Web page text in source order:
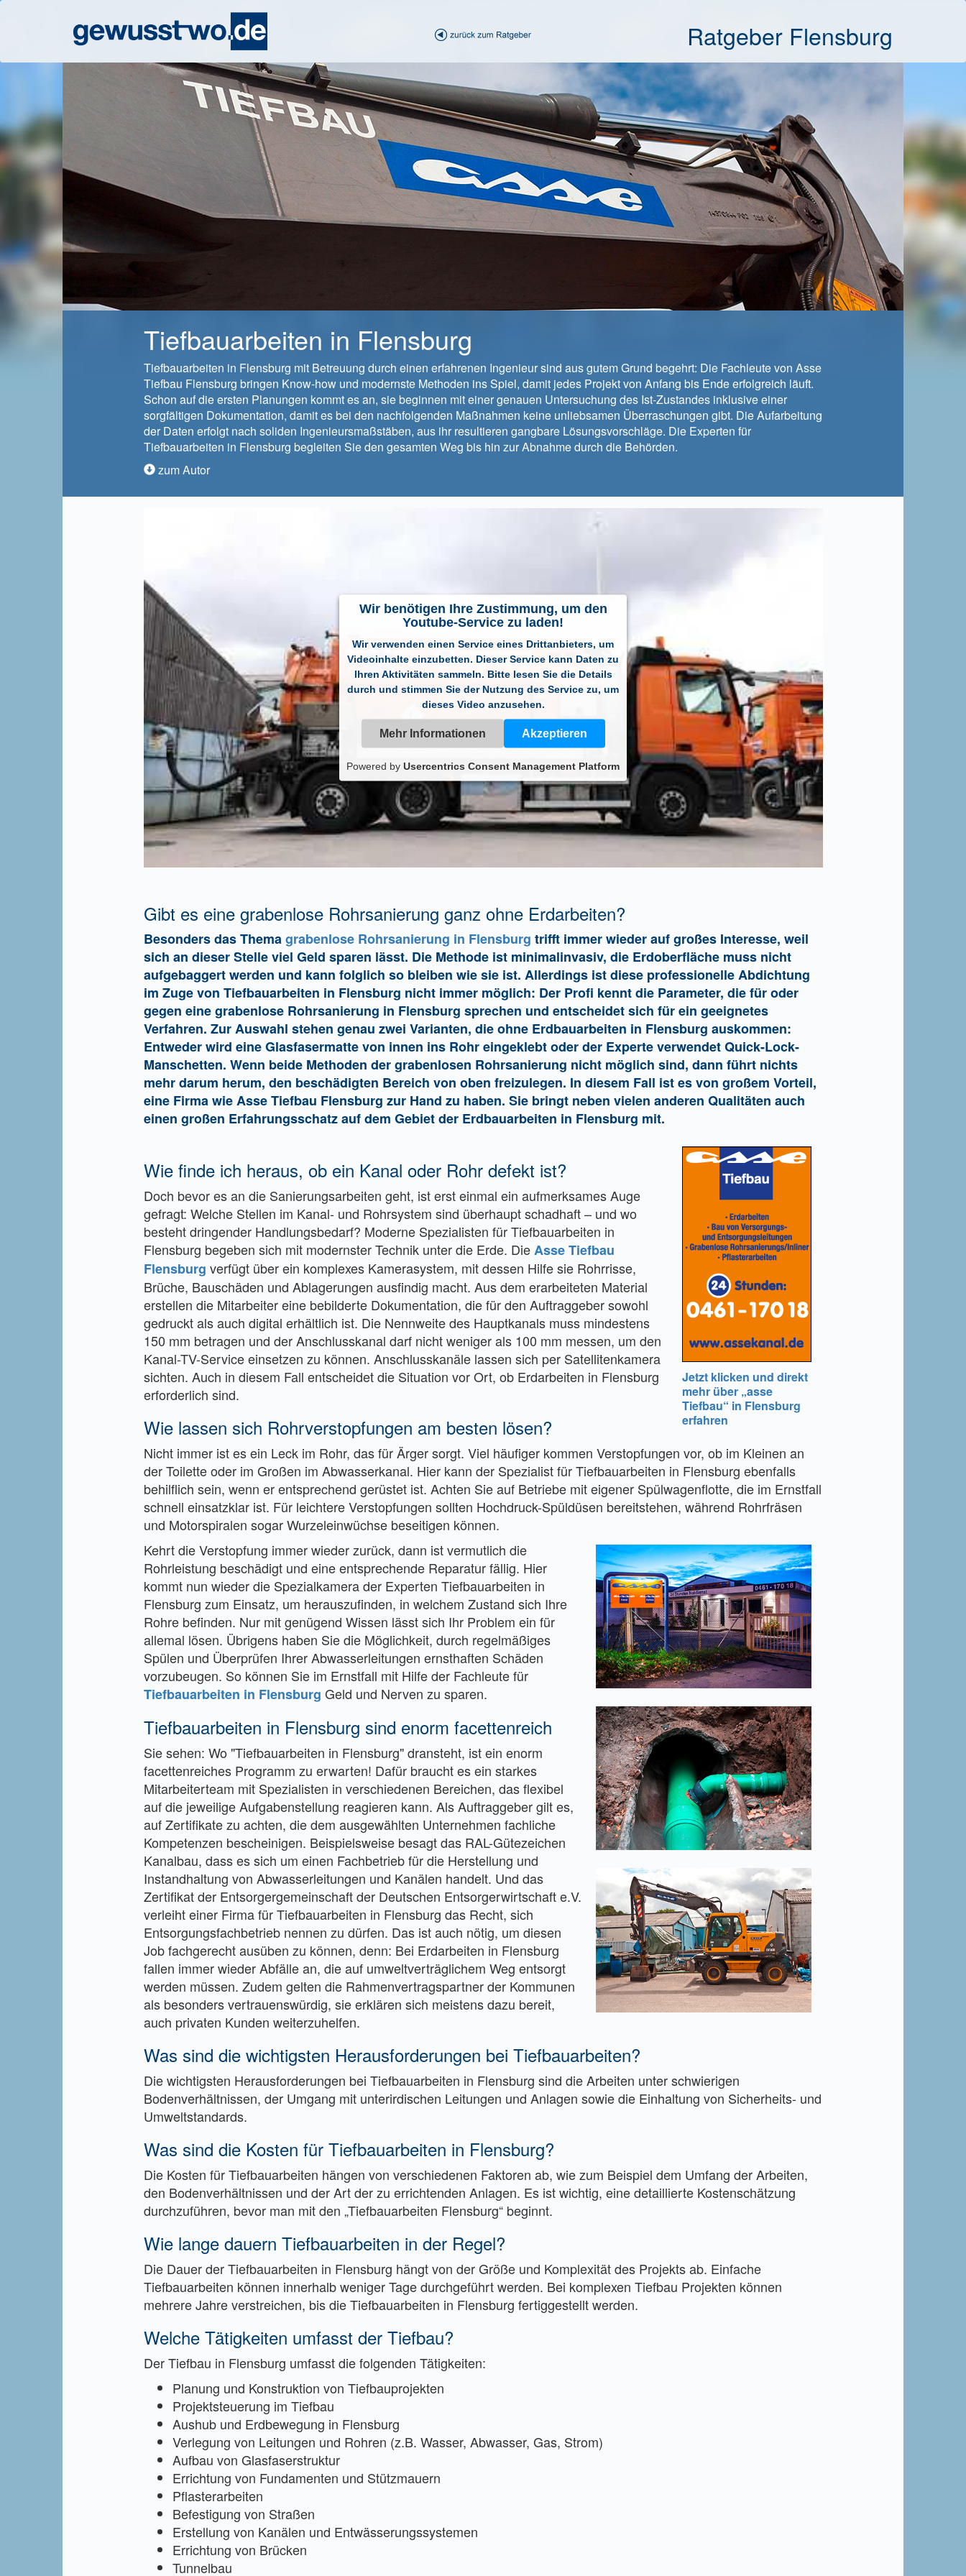
Ratgeber Flensburg
Tiefbauarbeiten in Flensburg
Tiefbauarbeiten in Flensburg mit Betreuung durch einen erfahrenen Ingenieur sind aus gutem Grund begehrt: Die Fachleute von Asse
Tiefbau Flensburg bringen Know-how und modernste Methoden ins Spiel, damit jedes Projekt von Anfang bis Ende erfolgreich läuft.
Schon auf die ersten Planungen kommt es an, sie beginnen mit einer genauen Untersuchung des Ist-Zustandes inklusive einer
sorgfältigen Dokumentation, damit es bei den nachfolgenden Maßnahmen keine unliebsamen Überraschungen gibt. Die Aufarbeitung
der Daten erfolgt nach soliden Ingenieursmaßstäben, aus ihr resultieren gangbare Lösungsvorschläge. Die Experten für
Tiefbauarbeiten in Flensburg begleiten Sie den gesamten Weg bis hin zur Abnahme durch die Behörden.
zum Autor
Wir benötigen Ihre Zustimmung, um den
Youtube-Service zu laden!
Wir verwenden einen Service eines Drittanbieters, um
Videoinhalte einzubetten. Dieser Service kann Daten zu
Ihren Aktivitäten sammeln. Bitte lesen Sie die Details
durch und stimmen Sie der Nutzung des Service zu, um
dieses Video anzusehen.
Mehr Informationen Akzeptieren
Powered by Usercentrics Consent Management Platform
Gibt es eine grabenlose Rohrsanierung ganz ohne Erdarbeiten?
Besonders das Themagrabenlose Rohrsanierung in Flensburg trifft immer wieder auf großes Interesse, weil
sich an dieser Stelle viel Geld sparen lässt. Die Methode ist minimalinvasiv, die Erdoberfläche muss nicht
aufgebaggert werden und kann folglich so bleiben wie sie ist. Allerdings ist diese professionelle Abdichtung
im Zuge von Tiefbauarbeiten in Flensburg nicht immer möglich: Der Profi kennt die Parameter, die für oder
gegen eine grabenlose Rohrsanierung in Flensburg sprechen und entscheidet sich für ein geeignetes
Verfahren. Zur Auswahl stehen genau zwei Varianten, die ohne Erdbauarbeiten in Flensburg auskommen:
Entweder wird eine Glasfasermatte von innen ins Rohr eingeklebt oder der Experte verwendet Quick-Lock-
Manschetten. Wenn beide Methoden der grabenlosen Rohrsanierung nicht möglich sind, dann führt nichts
mehr darum herum, den beschädigten Bereich von oben freizulegen. In diesem Fall ist es von großem Vorteil,
eine Firma wie Asse Tiefbau Flensburg zur Hand zu haben. Sie bringt neben vielen anderen Qualitäten auch
einen großen Erfahrungsschatz auf dem Gebiet der Erdbauarbeiten in Flensburg mit.
Jetzt klicken und direkt
mehr über „asse
Tiefbau“ in Flensburg
erfahren
Wie finde ich heraus, ob ein Kanal oder Rohr defekt ist?
Doch bevor es an die Sanierungsarbeiten geht, ist erst einmal ein aufmerksames Auge
gefragt: Welche Stellen im Kanal- und Rohrsystem sind überhaupt schadhaft – und wo
besteht dringender Handlungsbedarf? Moderne Spezialisten für Tiefbauarbeiten in
Flensburg begeben sich mit modernster Technik unter die Erde. DieAsse Tiefbau
Flensburg verfügt über ein komplexes Kamerasystem, mit dessen Hilfe sie Rohrrisse,
Brüche, Bauschäden und Ablagerungen ausfindig macht. Aus dem erarbeiteten Material
erstellen die Mitarbeiter eine bebilderte Dokumentation, die für den Auftraggeber sowohl
gedruckt als auch digital erhältlich ist. Die Nennweite des Hauptkanals muss mindestens
150 mm betragen und der Anschlusskanal darf nicht weniger als 100 mm messen, um den
Kanal-TV-Service einsetzen zu können. Anschlusskanäle lassen sich per Satellitenkamera
sichten. Auch in diesem Fall entscheidet die Situation vor Ort, ob Erdarbeiten in Flensburg
erforderlich sind.
Wie lassen sich Rohrverstopfungen am besten lösen?
Nicht immer ist es ein Leck im Rohr, das für Ärger sorgt. Viel häufiger kommen Verstopfungen vor, ob im Kleinen an
der Toilette oder im Großen im Abwasserkanal. Hier kann der Spezialist für Tiefbauarbeiten in Flensburg ebenfalls
behilflich sein, wenn er entsprechend gerüstet ist. Achten Sie auf Betriebe mit eigener Spülwagenflotte, die im Ernstfall
schnell einsatzklar ist. Für leichtere Verstopfungen sollten Hochdruck-Spüldüsen bereitstehen, während Rohrfräsen
und Motorspiralen sogar Wurzeleinwüchse beseitigen können.
Kehrt die Verstopfung immer wieder zurück, dann ist vermutlich die
Rohrleistung beschädigt und eine entsprechende Reparatur fällig. Hier
kommt nun wieder die Spezialkamera der Experten Tiefbauarbeiten in
Flensburg zum Einsatz, um herauszufinden, in welchem Zustand sich Ihre
Rohre befinden. Nur mit genügend Wissen lässt sich Ihr Problem ein für
allemal lösen. Übrigens haben Sie die Möglichkeit, durch regelmäßiges
Spülen und Überprüfen Ihrer Abwasserleitungen ernsthaften Schäden
vorzubeugen. So können Sie im Ernstfall mit Hilfe der Fachleute für
Tiefbauarbeiten in Flensburg Geld und Nerven zu sparen.
Tiefbauarbeiten in Flensburg sind enorm facettenreich
Sie sehen: Wo "Tiefbauarbeiten in Flensburg" dransteht, ist ein enorm
facettenreiches Programm zu erwarten! Dafür braucht es ein starkes
Mitarbeiterteam mit Spezialisten in verschiedenen Bereichen, das flexibel
auf die jeweilige Aufgabenstellung reagieren kann. Als Auftraggeber gilt es,
auf Zertifikate zu achten, die dem ausgewählten Unternehmen fachliche
Kompetenzen bescheinigen. Beispielsweise besagt das RAL-Gütezeichen
Kanalbau, dass es sich um einen Fachbetrieb für die Herstellung und
Instandhaltung von Abwasserleitungen und Kanälen handelt. Und das
Zertifikat der Entsorgergemeinschaft der Deutschen Entsorgerwirtschaft e.V.
verleiht einer Firma für Tiefbauarbeiten in Flensburg das Recht, sich
Entsorgungsfachbetrieb nennen zu dürfen. Das ist auch nötig, um diesen
Job fachgerecht ausüben zu können, denn: Bei Erdarbeiten in Flensburg
fallen immer wieder Abfälle an, die auf umweltverträglichem Weg entsorgt
werden müssen. Zudem gelten die Rahmenvertragspartner der Kommunen
als besonders vertrauenswürdig, sie erklären sich meistens dazu bereit,
auch privaten Kunden weiterzuhelfen.
Was sind die wichtigsten Herausforderungen bei Tiefbauarbeiten?
Die wichtigsten Herausforderungen bei Tiefbauarbeiten in Flensburg sind die Arbeiten unter schwierigen
Bodenverhältnissen, der Umgang mit unterirdischen Leitungen und Anlagen sowie die Einhaltung von Sicherheits- und
Umweltstandards.
Was sind die Kosten für Tiefbauarbeiten in Flensburg?
Die Kosten für Tiefbauarbeiten hängen von verschiedenen Faktoren ab, wie zum Beispiel dem Umfang der Arbeiten,
den Bodenverhältnissen und der Art der zu errichtenden Anlagen. Es ist wichtig, eine detaillierte Kostenschätzung
durchzuführen, bevor man mit den „Tiefbauarbeiten Flensburg“ beginnt.
Wie lange dauern Tiefbauarbeiten in der Regel?
Die Dauer der Tiefbauarbeiten in Flensburg hängt von der Größe und Komplexität des Projekts ab. Einfache
Tiefbauarbeiten können innerhalb weniger Tage durchgeführt werden. Bei komplexen Tiefbau Projekten können
mehrere Jahre verstreichen, bis die Tiefbauarbeiten in Flensburg fertiggestellt werden.
Welche Tätigkeiten umfasst der Tiefbau?
Der Tiefbau in Flensburg umfasst die folgenden Tätigkeiten:
Planung und Konstruktion von Tiefbauprojekten
Projektsteuerung im Tiefbau
Aushub und Erdbewegung in Flensburg
Verlegung von Leitungen und Rohren (z.B. Wasser, Abwasser, Gas, Strom)
Aufbau von Glasfaserstruktur
Errichtung von Fundamenten und Stützmauern
Pflasterarbeiten
Befestigung von Straßen
Erstellung von Kanälen und Entwässerungssystemen
Errichtung von Brücken
Tunnelbau